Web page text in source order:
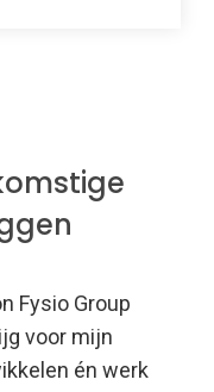
Fysio Group
voor mijn
én werk